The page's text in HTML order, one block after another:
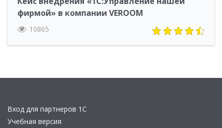
фирмой» в компании VEROOM
10865
Вход для партнеров 1С
Учебная версия